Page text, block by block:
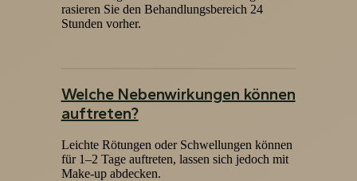
rasieren Sie den Behandlungsbereich 24
Stunden vorher.
Welche Nebenwirkungen können
auftreten?
Leichte Rötungen oder Schwellungen können
für 1–2 Tage auftreten, lassen sich jedoch mit
Make-up abdecken.